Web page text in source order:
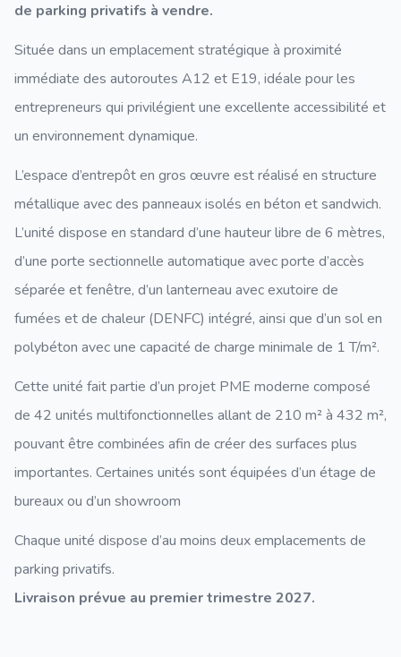
de parking privatifs à vendre.
Située dans un emplacement stratégique à proximité
immédiate des autoroutes A12 et E19, idéale pour les
entrepreneurs qui privilégient une excellente accessibilité et
un environnement dynamique.
L’espace d’entrepôt en gros œuvre est réalisé en structure
métallique avec des panneaux isolés en béton et sandwich.
L’unité dispose en standard d’une hauteur libre de 6 mètres,
d’une porte sectionnelle automatique avec porte d’accès
séparée et fenêtre, d’un lanterneau avec exutoire de
fumées et de chaleur (DENFC) intégré, ainsi que d’un sol en
polybéton avec une capacité de charge minimale de 1 T/m².
Cette unité fait partie d’un projet PME moderne composé
de 42 unités multifonctionnelles allant de 210 m² à 432 m²,
pouvant être combinées afin de créer des surfaces plus
importantes. Certaines unités sont équipées d’un étage de
bureaux ou d’un showroom
Chaque unité dispose d’au moins deux emplacements de
parking privatifs.
Livraison prévue au premier trimestre 2027.